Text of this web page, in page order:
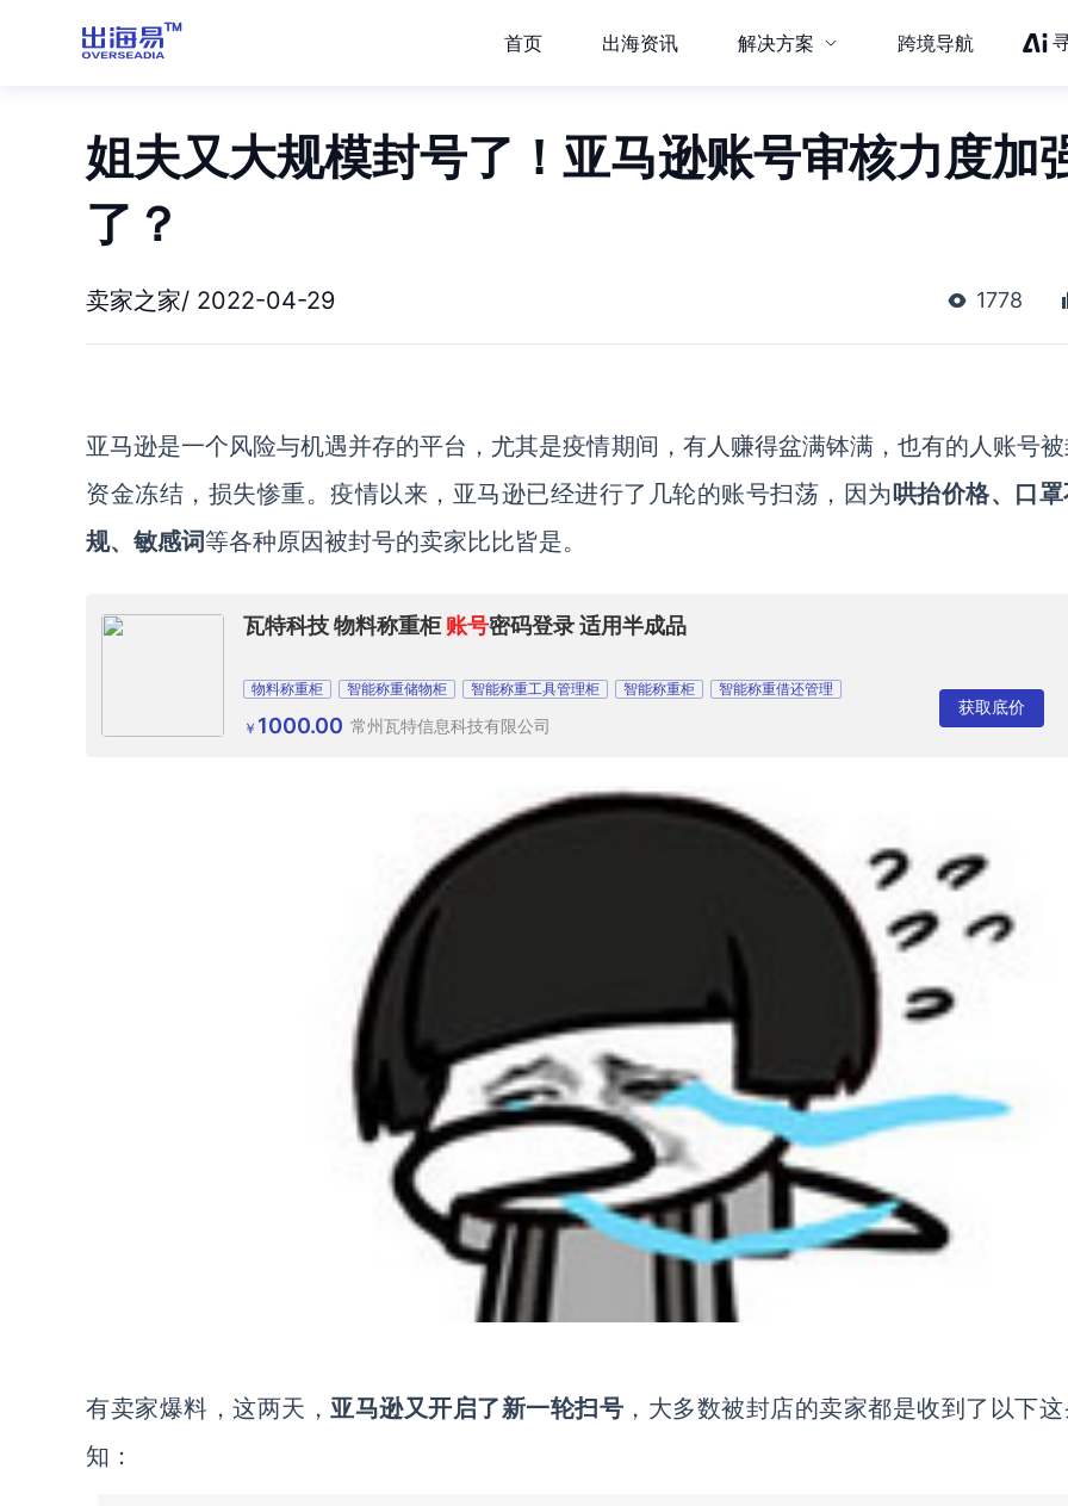
首页 出海资讯 解决方案 跨境导航
姐夫又大规模封号了！亚马逊账号审核力度加
了？
卖家之家/ 2022-04-29 1778
亚马逊是一个风险与机遇并存的平台，尤其是疫情期间，有人赚得盆满钵满，也有的人账号
资金冻结，损失惨重。疫情以来，亚马逊已经进行了几轮的账号扫荡，因为哄抬价格、口
规、敏感词等各种原因被封号的卖家比比皆是。
瓦特科技 物料称重柜账号密码登录 适用半成品
物料称重柜 智能称重储物柜 智能称重工具管理柜 智能称重柜 智能称重借还管理
￥ 1000.00 常州瓦特信息科技有限公司
获取底价
有卖家爆料，这两天，亚马逊又开启了新一轮扫号 ，大多数被封店的卖家都是收到了以下
知：